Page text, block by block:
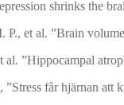
shrinks the
et al. ”Brain
al. ”Hippocampal
”Stress får hjärnan att